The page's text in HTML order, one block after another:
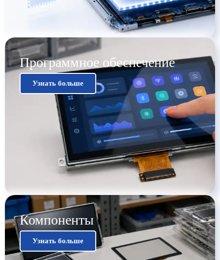
Программное обеспечение
Узнать больше
Компоненты
Узнать больше